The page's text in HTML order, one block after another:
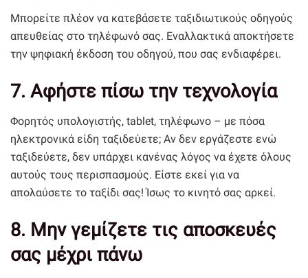
Μπορείτε πλέον να κατεβάσετε ταξιδιωτικούς οδηγούς
απευθείας στο τηλέφωνό σας. Εναλλακτικά αποκτήσετε
την ψηφιακή έκδοση του οδηγού, που σας ενδιαφέρει.
7. Αφήστε πίσω την τεχνολογία
Φορητός υπολογιστής, tablet, τηλέφωνο – με πόσα
ηλεκτρονικά είδη ταξιδεύετε; Αν δεν εργάζεστε ενώ
ταξιδεύετε, δεν υπάρχει κανένας λόγος να έχετε όλους
αυτούς τους περισπασμούς. Είστε εκεί για να
απολαύσετε το ταξίδι σας! Ίσως το κινητό σας αρκεί.
8. Μην γεμίζετε τις αποσκευές
σας μέχρι πάνω